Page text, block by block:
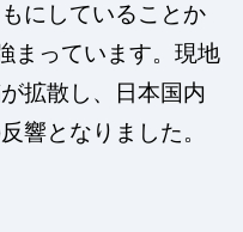
にしていることか
まっています。現地
拡散し、日本国内
響となりました。